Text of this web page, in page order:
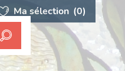
Ma sélection (0)